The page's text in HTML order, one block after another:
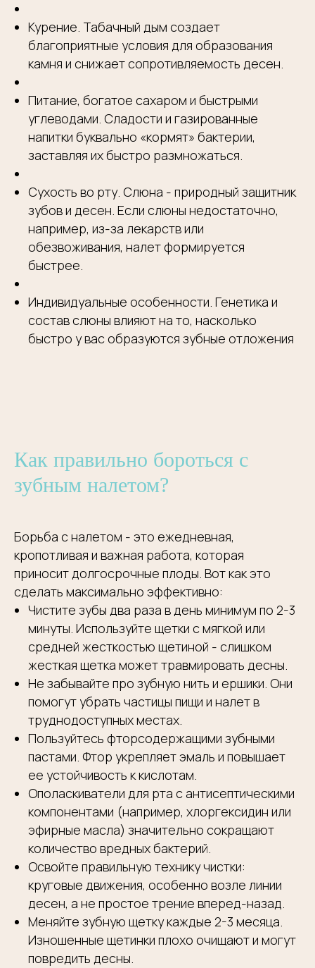
Курение. Табачный дым создает
благоприятные условия для образования
камня и снижает сопротивляемость десен.
Питание, богатое сахаром и быстрыми
углеводами. Сладости и газированные
напитки буквально «кормят» бактерии,
заставляя их быстро размножаться.
Сухость во рту. Слюна - природный защитник
зубов и десен. Если слюны недостаточно,
например, из-за лекарств или
обезвоживания, налет формируется
быстрее.
Индивидуальные особенности. Генетика и
состав слюны влияют на то, насколько
быстро у вас образуются зубные отложения
Как правильно бороться с
зубным налетом?
Борьба с налетом - это ежедневная,
кропотливая и важная работа, которая
приносит долгосрочные плоды. Вот как это
сделать максимально эффективно:
Чистите зубы два раза в день минимум по 2-3
минуты. Используйте щетки с мягкой или
средней жесткостью щетиной - слишком
жесткая щетка может травмировать десны.
Не забывайте про зубную нить и ершики. Они
помогут убрать частицы пищи и налет в
труднодоступных местах.
Пользуйтесь фторсодержащими зубными
пастами. Фтор укрепляет эмаль и повышает
ее устойчивость к кислотам.
Ополаскиватели для рта с антисептическими
компонентами (например, хлоргексидин или
эфирные масла) значительно сокращают
количество вредных бактерий.
Освойте правильную технику чистки:
круговые движения, особенно возле линии
десен, а не простое трение вперед-назад.
Меняйте зубную щетку каждые 2-3 месяца.
Изношенные щетинки плохо очищают и могут
повредить десны.